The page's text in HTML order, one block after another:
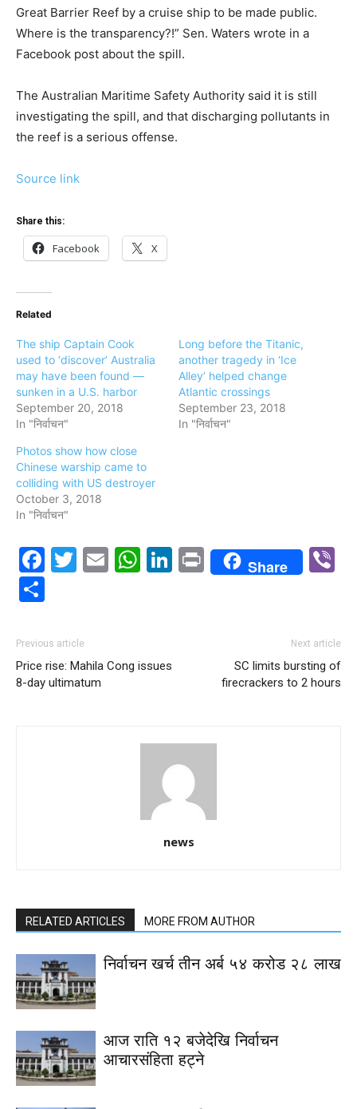
Great Barrier Reef by a cruise ship to be made public.
Where is the transparency?!” Sen. Waters wrote in a
Facebook post about the spill.
The Australian Maritime Safety Authority said it is still
investigating the spill, and that discharging pollutants in
the reef is a serious offense.
Source link
Share this:
Facebook X
Related
The ship Captain Cook
used to ‘discover’ Australia
may have been found —
sunken in a U.S. harbor
September 20, 2018
In "निर्वाचन"
Long before the Titanic,
another tragedy in ‘Ice
Alley’ helped change
Atlantic crossings
September 23, 2018
In "निर्वाचन"
Photos show how close
Chinese warship came to
colliding with US destroyer
October 3, 2018
In "निर्वाचन"
Facebook
Twitter
EmailWhatsApp
LinkedIn
PrintShare
Previous article
Price rise: Mahila Cong issues
8-day ultimatum
Next article
SC limits bursting of
firecrackers to 2 hours
news
RELATED ARTICLES MORE FROM AUTHOR
निर्वाचन खर्च तीन अर्ब ५४ करोड २८ लाख
आज राति १२ बजेदेखि निर्वाचन
आचारसंहिता हट्ने